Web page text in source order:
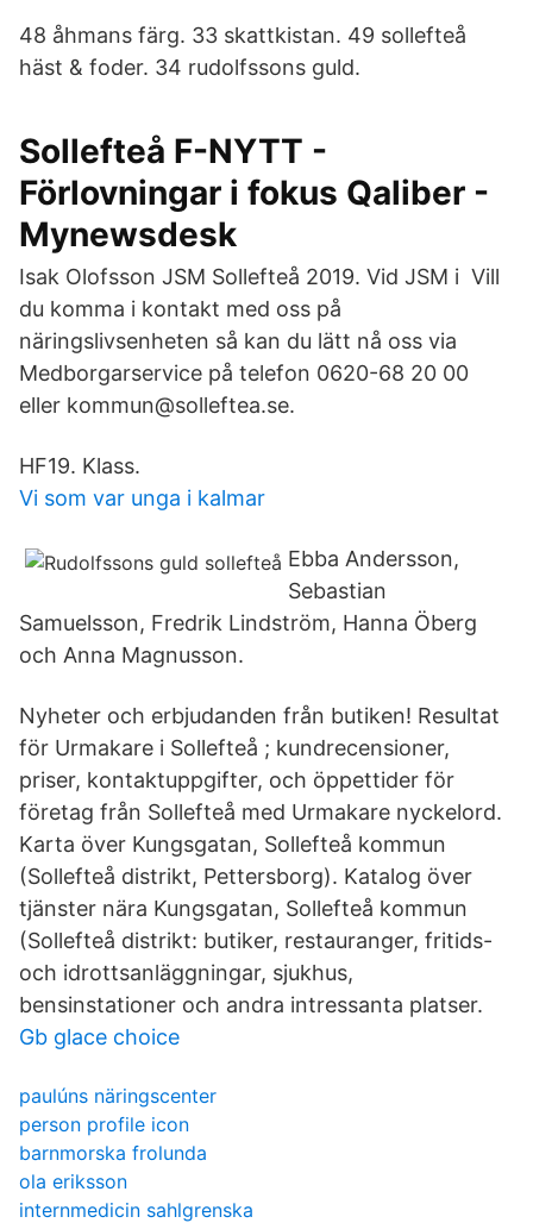
48 åhmans färg. 33 skattkistan. 49 sollefteå
häst & foder. 34 rudolfssons guld.
Sollefteå F-NYTT -
Förlovningar i fokus Qaliber -
Mynewsdesk
Isak Olofsson JSM Sollefteå 2019. Vid JSM i Vill
du komma i kontakt med oss på
näringslivsenheten så kan du lätt nå oss via
Medborgarservice på telefon 0620-68 20 00
eller kommun@solleftea.se.
HF19. Klass.
Vi som var unga i kalmar
Ebba Andersson,
Sebastian
Samuelsson, Fredrik Lindström, Hanna Öberg
och Anna Magnusson.
Nyheter och erbjudanden från butiken! Resultat
för Urmakare i Sollefteå ; kundrecensioner,
priser, kontaktuppgifter, och öppettider för
företag från Sollefteå med Urmakare nyckelord.
Karta över Kungsgatan, Sollefteå kommun
(Sollefteå distrikt, Pettersborg). Katalog över
tjänster nära Kungsgatan, Sollefteå kommun
(Sollefteå distrikt: butiker, restauranger, fritids-
och idrottsanläggningar, sjukhus,
bensinstationer och andra intressanta platser.
Gb glace choice
paulúns näringscenter
person profile icon
barnmorska frolunda
ola eriksson
internmedicin sahlgrenska